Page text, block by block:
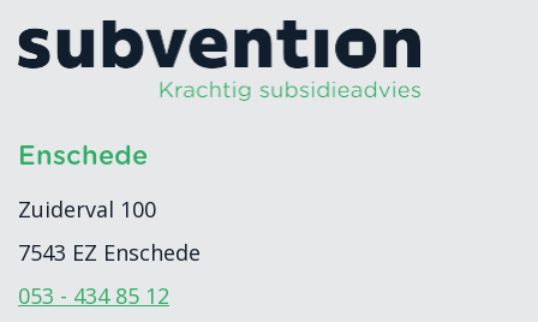
Enschede
Zuiderval 100
7543 EZ Enschede
053 - 434 85 12